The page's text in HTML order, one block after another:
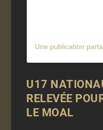
U17
RELEVÉE
LE MOAL